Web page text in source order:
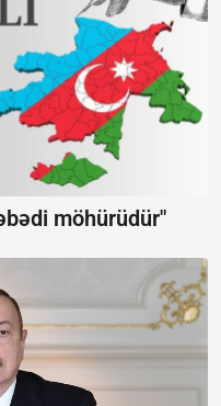
möhürüdür"